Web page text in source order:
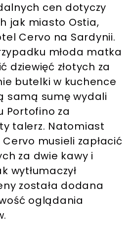
cen dotyczy
jak miasto Ostia,
Cervo na Sardynii.
młoda matka
dziewięć złotych za
butelki w kuchence
samą sumę wydali
Portofino za
talerz. Natomiast
musieli zapłacić
za dwie kawy i
wytłumaczył
została dodana
oglądania